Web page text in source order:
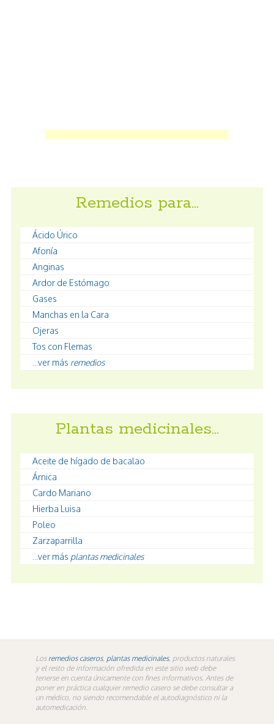
Remedios para…
Ácido Úrico
Afonía
Anginas
Ardor de Estómago
Gases
Manchas en la Cara
Ojeras
Tos con Flemas
...ver más remedios
Plantas medicinales…
Aceite de hígado de bacalao
Árnica
Cardo Mariano
Hierba Luisa
Poleo
Zarzaparrilla
...ver más plantas medicinales
Los remedios caseros, plantas medicinales, productos naturales
y el resto de información ofredida en este sitio web debe
tenerse en cuenta únicamente con fines informativos. Antes de
poner en práctica cualquier remedio casero se debe consultar a
un médico, no siendo recomendable el autodiagnóstico ni la
automedicación.